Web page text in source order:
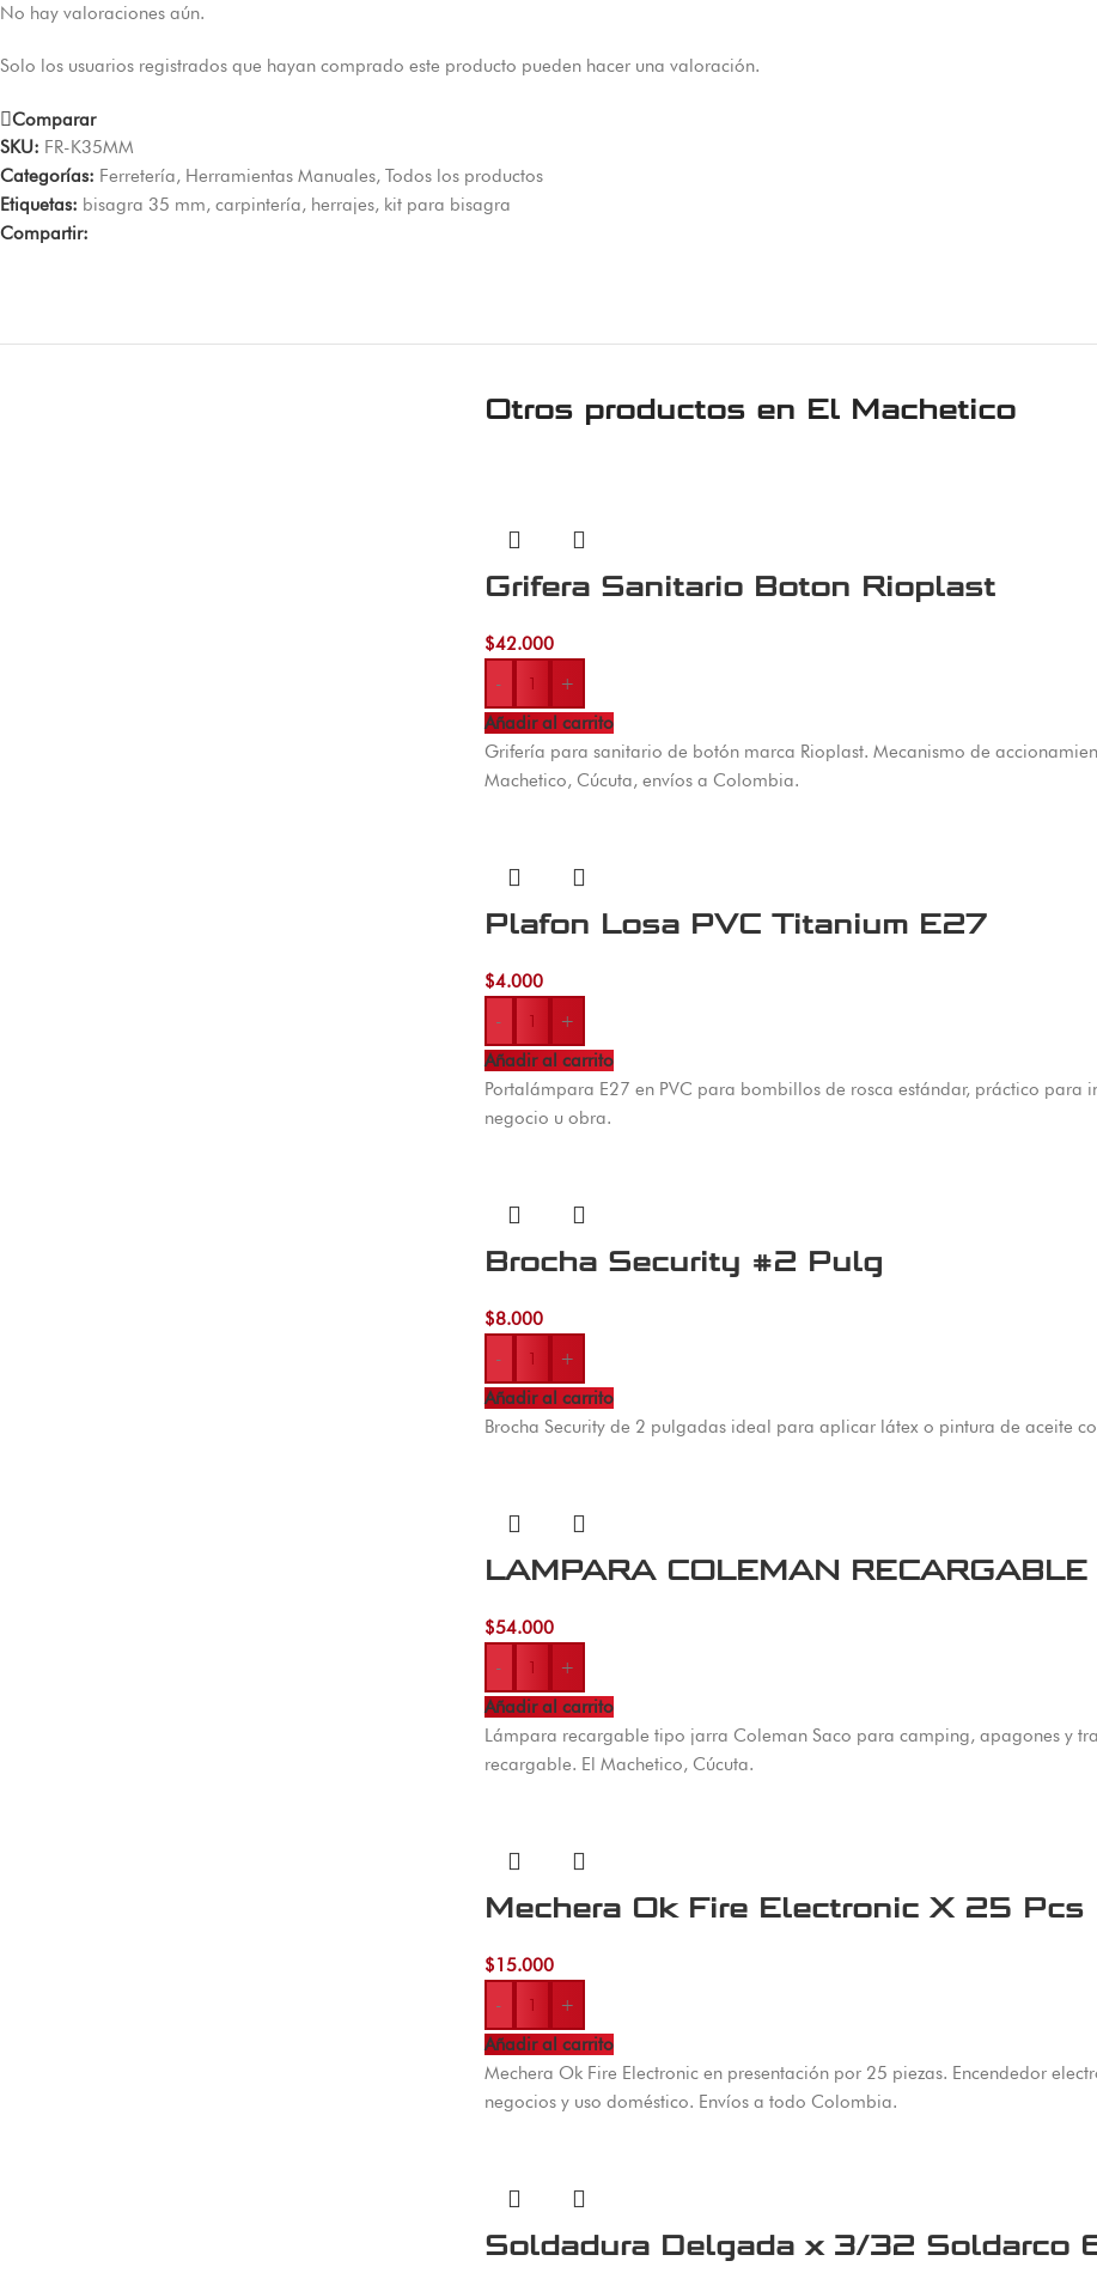
No hay valoraciones aún.
Solo los usuarios registrados que hayan comprado este producto pueden hacer una valoración.
Comparar
SKU: FR-K35MM
Categorías: Ferretería, Herramientas Manuales, Todos los productos
Etiquetas: bisagra 35 mm, carpintería, herrajes, kit para bisagra
Compartir:
Otros productos en El Machetico
Grifera Sanitario Boton Rioplast
$42.000
-
+
Añadir al carrito
Grifería para sanitario de botón marca Rioplast. Mecanismo de
Machetico, Cúcuta, envíos a Colombia.
Plafon Losa PVC Titanium E27
$4.000
-
+
Añadir al carrito
Portalámpara E27 en PVC para bombillos de rosca estándar, práctico para
negocio u obra.
Brocha Security #2 Pulg
$8.000
-
+
Añadir al carrito
Brocha Security de 2 pulgadas ideal para aplicar látex o pintura de aceite
LAMPARA COLEMAN
$54.000
-
+
Añadir al carrito
Lámpara recargable tipo jarra Coleman Saco para camping, apagones y
recargable. El Machetico, Cúcuta.
Mechera Ok Fire Electronic X 25 Pcs
$15.000
-
+
Añadir al carrito
Mechera Ok Fire Electronic en presentación por 25 piezas. Encendedor
negocios y uso doméstico. Envíos a todo Colombia.
Soldadura Delgada x 3/32 Soldarco